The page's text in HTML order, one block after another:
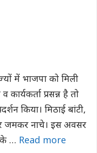
में भाजपा को मिली
प्रसन्न है तो
किया। मिठाई बांटी,
जमकर नाचे। इस अवसर
के … Read more